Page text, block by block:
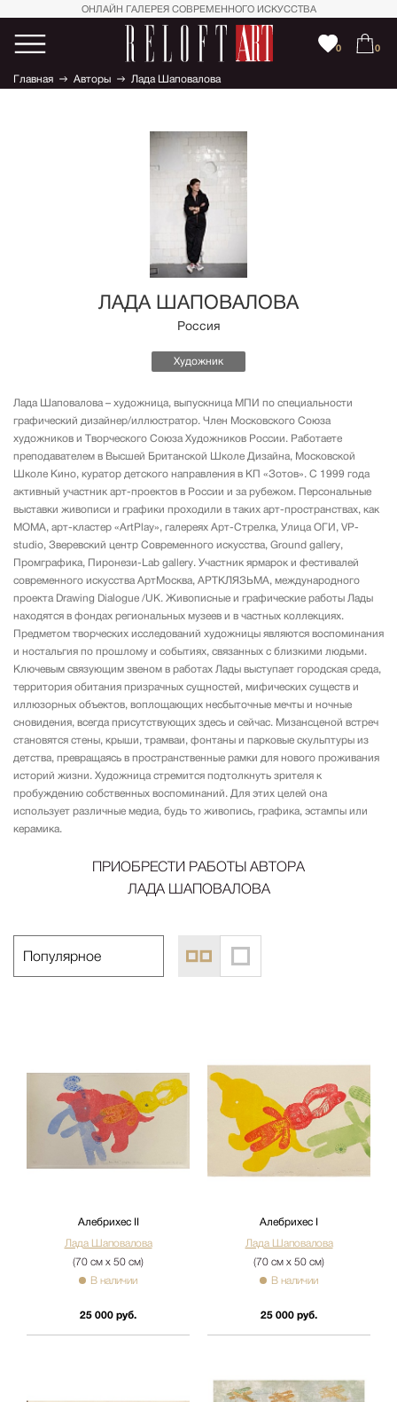
ОНЛАЙН ГАЛЕРЕЯ СОВРЕМЕННОГО ИСКУССТВА
0 0
Главная Авторы Лада Шаповалова
ЛАДА ШАПОВАЛОВА
Россия
Художник
Лада Шаповалова – художница, выпускница МПИ по специальности
графический дизайнер/иллюстратор. Член Московского Союза
художников и Творческого Союза Художников России. Работаете
преподавателем в Высшей Британской Школе Дизайна, Московской
Школе Кино, куратор детского направления в КП «Зотов». С 1999 года
активный участник арт-проектов в России и за рубежом. Персональные
выставки живописи и графики проходили в таких арт-пространствах, как
МОМА, арт-кластер «ArtPlay», галереях Арт-Стрелка, Улица ОГИ, VP-
studio, Зверевский центр Современного искусства, Ground gallery,
Промграфика, Пиронези-Lab gallery. Участник ярмарок и фестивалей
современного искусства АртМосква, AРТКЛЯЗЬМА, международного
проекта Drawing Dialogue /UK. Живописные и графические работы Лады
находятся в фондах региональных музеев и в частных коллекциях.
Предметом творческих исследований художницы являются воспоминания
и ностальгия по прошлому и событиях, связанных с близкими людьми.
Ключевым связующим звеном в работах Лады выступает городская среда,
территория обитания призрачных сущностей, мифических существ и
иллюзорных объектов, воплощающих несбыточные мечты и ночные
сновидения, всегда присутствующих здесь и сейчас. Мизансценой встреч
становятся стены, крыши, трамваи, фонтаны и парковые скульптуры из
детства, превращаясь в пространственные рамки для нового проживания
историй жизни. Художница стремится подтолкнуть зрителя к
пробуждению собственных воспоминаний. Для этих целей она
использует различные медиа, будь то живопись, графика, эстампы или
керамика.
ПРИОБРЕСТИ РАБОТЫ АВТОРА
ЛАДА ШАПОВАЛОВА
Алебрихес II
Лада Шаповалова
(70 см х 50 см)
В наличии
25 000 руб.
Алебрихес I
Лада Шаповалова
(70 см х 50 см)
В наличии
25 000 руб.